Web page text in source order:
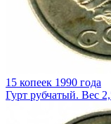
15 копеек 1990 года
Гурт рубчатый. Вес